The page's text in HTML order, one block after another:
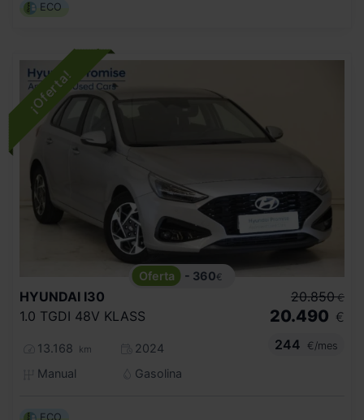
ECO
- 360€
HYUNDAI I30
1.0 TGDI 48V KLASS
13.168 km
2024
Manual
Gasolina
20.850 €
20.490 €
244
€/mes
ECO